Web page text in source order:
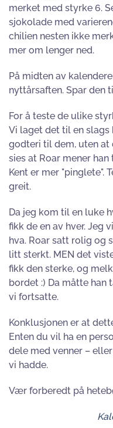
merket med styrke 6.
sjokolade med
chilien nesten ikke
mer om lenger ned.
På midten av
nyttårsaften. Spar den
For å teste de ulike
Vi laget det til en
godteri til dem, uten at
sies at Roar mener
Kent er mer "pinglete".
greit.
Da jeg kom til en luke
fikk de en av hver. Jeg
hva. Roar satt rolig og
litt sterkt. MEN det
fikk den sterke, og
bordet :) Da måtte han
vi fortsatte.
Konklusjonen er at
Enten du vil ha en
dele med venner –
vi hadde.
Vær forberedt på